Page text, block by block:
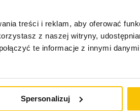
treści i reklam, aby oferować
z naszej witryny,
te informacje z innymi
Spersonalizuj